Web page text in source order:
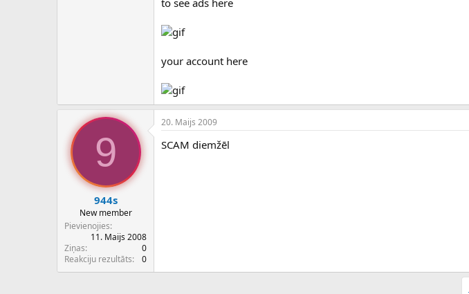
to see ads here
your account here
9
944s
New member
Pievienojies
11. Maijs 2008
Ziņas
0
Reakciju rezultāts
0
20. Maijs 2009
SCAM diemžēl